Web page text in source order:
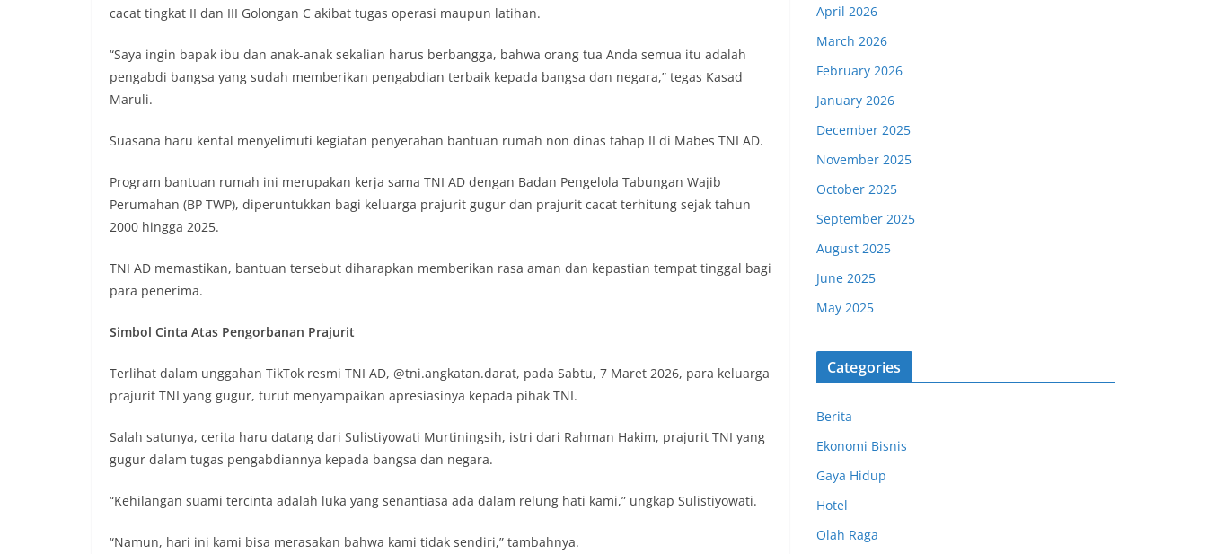
cacat tingkat II dan III Golongan C akibat tugas operasi maupun latihan.
“Saya ingin bapak ibu dan anak-anak sekalian harus berbangga, bahwa orang tua Anda semua itu adalah
pengabdi bangsa yang sudah memberikan pengabdian terbaik kepada bangsa dan negara,” tegas Kasad
Maruli.
Suasana haru kental menyelimuti kegiatan penyerahan bantuan rumah non dinas tahap II di Mabes TNI AD.
Program bantuan rumah ini merupakan kerja sama TNI AD dengan Badan Pengelola Tabungan Wajib
Perumahan (BP TWP), diperuntukkan bagi keluarga prajurit gugur dan prajurit cacat terhitung sejak tahun
2000 hingga 2025.
TNI AD memastikan, bantuan tersebut diharapkan memberikan rasa aman dan kepastian tempat tinggal bagi
para penerima.
Simbol Cinta Atas Pengorbanan Prajurit
Terlihat dalam unggahan TikTok resmi TNI AD, @tni.angkatan.darat, pada Sabtu, 7 Maret 2026, para keluarga
prajurit TNI yang gugur, turut menyampaikan apresiasinya kepada pihak TNI.
Salah satunya, cerita haru datang dari Sulistiyowati Murtiningsih, istri dari Rahman Hakim, prajurit TNI yang
gugur dalam tugas pengabdiannya kepada bangsa dan negara.
“Kehilangan suami tercinta adalah luka yang senantiasa ada dalam relung hati kami,” ungkap Sulistiyowati.
“Namun, hari ini kami bisa merasakan bahwa kami tidak sendiri,” tambahnya.
April 2026
March 2026
February 2026
January 2026
December 2025
November 2025
October 2025
September 2025
August 2025
June 2025
May 2025
Categories
Berita
Ekonomi Bisnis
Gaya Hidup
Hotel
Olah Raga